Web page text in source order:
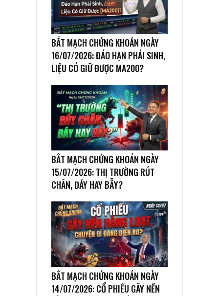
BẮT MẠCH CHỨNG KHOÁN NGÀY
16/07/2026: ĐÁO HẠN PHÁI SINH,
LIỆU CÓ GIỮ ĐƯỢC MA200?
BẮT MẠCH CHỨNG KHOÁN NGÀY
15/07/2026: THỊ TRƯỜNG RÚT
CHÂN, ĐÁY HAY BẪY?
BẮT MẠCH CHỨNG KHOÁN NGÀY
14/07/2026: CỔ PHIẾU GÃY NỀN